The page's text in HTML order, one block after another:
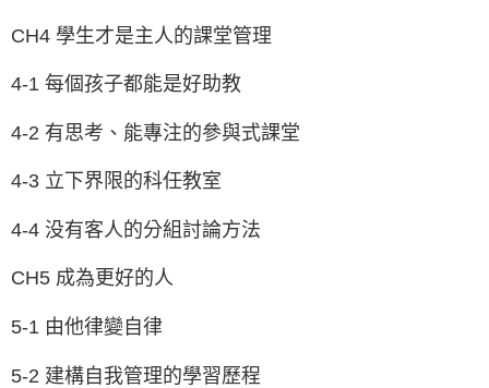
CH4 學生才是主人的課堂管理
4-1 每個孩子都能是好助教
4-2 有思考、能專注的參與式課堂
4-3 立下界限的科任教室
4-4 没有客人的分組討論方法
CH5 成為更好的人
5-1 由他律變自律
5-2 建構自我管理的學習歷程